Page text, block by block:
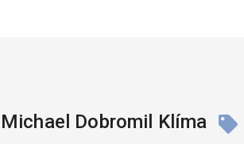
Michael Dobromil Klíma